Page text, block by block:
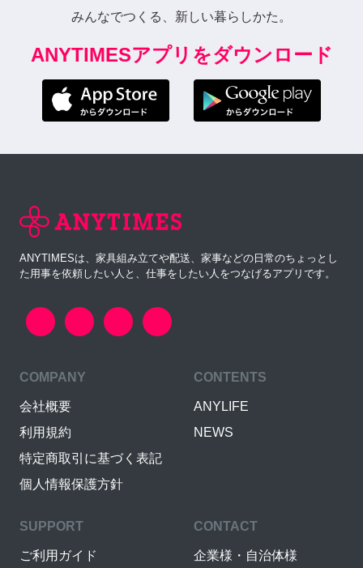
みんなでつくる、新しい暮らしかた。
ANYTIMESアプリをダウンロード
ANYTIMESは、家具組み立てや配送、家事などの日常のちょっとし
た用事を依頼したい人と、仕事をしたい人をつなげるアプリです。
COMPANY
会社概要
利用規約
特定商取引に基づく表記
個人情報保護方針
CONTENTS
ANYLIFE
NEWS
SUPPORT
ご利用ガイド
CONTACT
企業様・自治体様